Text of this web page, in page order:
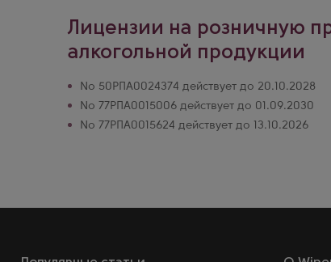
Лицензии на розничную
алкогольной продукции
№ 50РПА0024374 действует до 20.10.2028
№ 77РПА0015006 действует до 01.09.2030
№ 77РПА0015624 действует до 13.10.2026